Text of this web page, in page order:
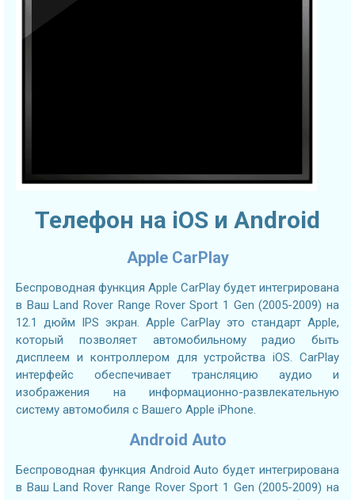
Телефон на iOS и Android
Apple CarPlay
Беспроводная функция Apple CarPlay будет интегрирована
в Ваш Land Rover Range Rover Sport 1 Gen (2005-2009) на
12.1 дюйм IPS экран. Apple CarPlay это стандарт Apple,
который позволяет автомобильному радио быть
дисплеем и контроллером для устройства iOS. CarPlay
интерфейс обеспечивает трансляцию аудио и
изображения на информационно-развлекательную
систему автомобиля с Вашего Apple iPhone.
Android Auto
Беспроводная функция Android Auto будет интегрирована
в Ваш Land Rover Range Rover Sport 1 Gen (2005-2009) на